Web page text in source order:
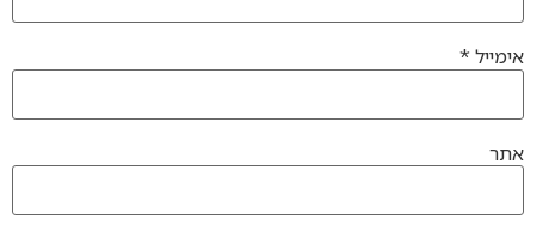
אימייל *
אתר